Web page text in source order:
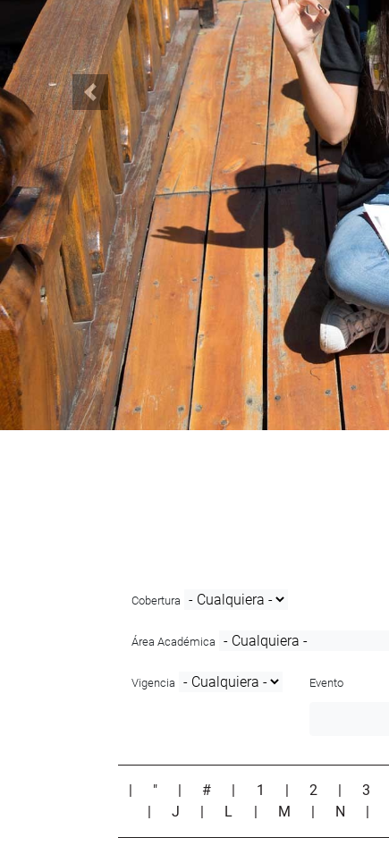
Anterior
Cobertura
Área Académica
Vigencia Evento
" # 1 2 |3
J L M N